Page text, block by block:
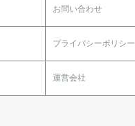
お問い合わせ
プライバシーポリシー
運営会社